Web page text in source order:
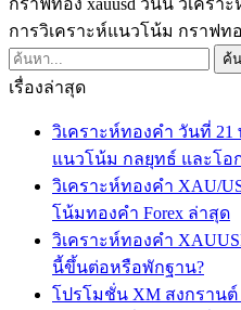
การวิเคราะห์แนวโน้ม กราฟ
เรื่องล่าสุด
วิเคราะห์ทองคำ วันที่
แนวโน้ม กลยุทธ์ และโอ
วิเคราะห์ทองคำ XAU/
โน้มทองคำ Forex ล่าสุด
วิเคราะห์ทองคำ
นี้ขึ้นต่อหรือพักฐาน?
โปรโมชั่น XM สงกรานต์